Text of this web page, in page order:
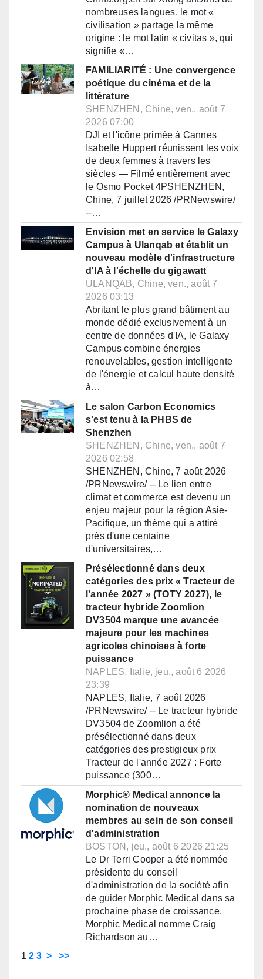
nombreuses langues, le mot «
civilisation » partage la même
origine : le mot latin « civitas », qui
signifie «…
FAMILIARITÉ : Une convergence
poétique du cinéma et de la
littérature
SHENZHEN, Chine, ven., août 7
2026 07:00
DJI et l'icône primée à Cannes
Isabelle Huppert réunissent les voix
de deux femmes à travers les
siècles — Filmé entièrement avec
le Osmo Pocket 4PSHENZHEN,
Chine, 7 juillet 2026 /PRNewswire/
--…
Envision met en service le Galaxy
Campus à Ulanqab et établit un
nouveau modèle d'infrastructure
d'IA à l'échelle du gigawatt
ULANQAB, Chine, ven., août 7
2026 03:13
Abritant le plus grand bâtiment au
monde dédié exclusivement à un
centre de données d'IA, le Galaxy
Campus combine énergies
renouvelables, gestion intelligente
de l'énergie et calcul haute densité
à…
Le salon Carbon Economics
s'est tenu à la PHBS de
Shenzhen
SHENZHEN, Chine, ven., août 7
2026 02:58
SHENZHEN, Chine, 7 août 2026
/PRNewswire/ -- Le lien entre
climat et commerce est devenu un
enjeu majeur pour la région Asie-
Pacifique, un thème qui a attiré
près d'une centaine
d'universitaires,…
Présélectionné dans deux
catégories des prix « Tracteur de
l'année 2027 » (TOTY 2027), le
tracteur hybride Zoomlion
DV3504 marque une avancée
majeure pour les machines
agricoles chinoises à forte
puissance
NAPLES, Italie, jeu., août 6 2026
23:39
NAPLES, Italie, 7 août 2026
/PRNewswire/ -- Le tracteur hybride
DV3504 de Zoomlion a été
présélectionné dans deux
catégories des prestigieux prix
Tracteur de l'année 2027 : Forte
puissance (300…
Morphic® Medical annonce la
nomination de nouveaux
membres au sein de son conseil
d'administration
BOSTON, jeu., août 6 2026 21:25
Le Dr Terri Cooper a été nommée
présidente du conseil
d'administration de la société afin
de guider Morphic Medical dans sa
prochaine phase de croissance.
Morphic Medical nomme Craig
Richardson au…
1 2 3 > >>